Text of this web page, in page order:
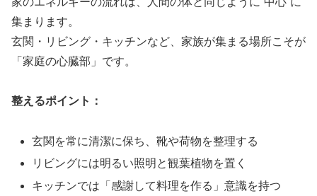
集まります。
玄関・リビング・キッチンなど、家族が集まる場所こそが
「家庭の心臓部」です。
整えるポイント：
玄関を常に清潔に保ち、靴や荷物を整理する
リビングには明るい照明と観葉植物を置く
キッチンでは「感謝して料理を作る」意識を持つ